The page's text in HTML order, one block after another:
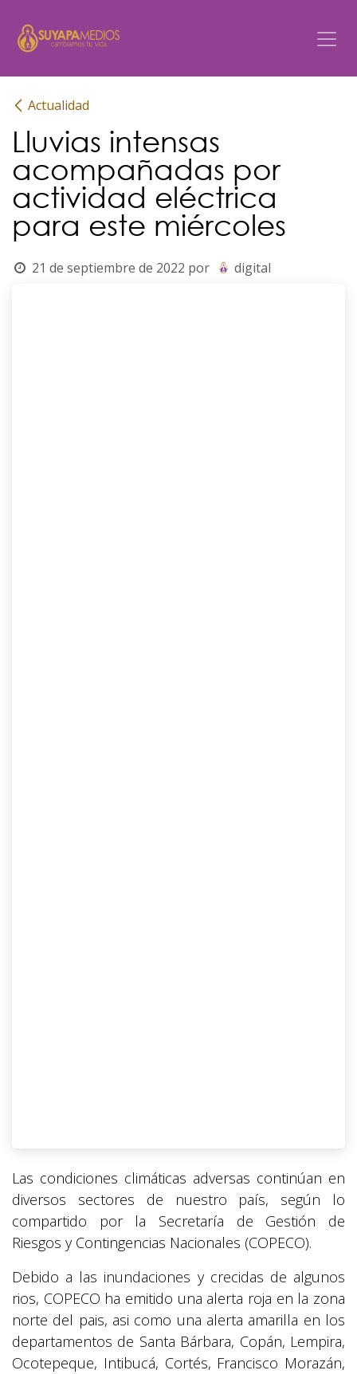
Actualidad
Lluvias intensas
acompañadas por
actividad eléctrica
para este miércoles
21 de septiembre de 2022 por digital
Las condiciones climáticas adversas continúan en
diversos sectores de nuestro país, según lo
compartido por la Secretaría de Gestión de
Riesgos y Contingencias Nacionales (COPECO).
Debido a las inundaciones y crecidas de algunos
rios, COPECO ha emitido una alerta roja en la zona
norte del pais, asi como una alerta amarilla en los
departamentos de Santa Bárbara, Copán, Lempira,
Ocotepeque, Intibucá, Cortés, Francisco Morazán,